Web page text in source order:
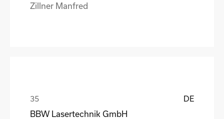
Zillner Manfred
DE
BBW Lasertechnik GmbH